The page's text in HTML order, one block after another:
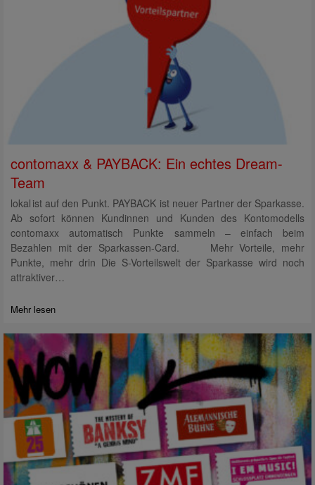
contomaxx & PAYBACK: Ein echtes Dream-
Team
lokal ist auf den Punkt. PAYBACK ist neuer Partner der Sparkasse.
Ab sofort können Kundinnen und Kunden des Kontomodells
contomaxx automatisch Punkte sammeln – einfach beim
Bezahlen mit der Sparkassen-Card. Mehr Vorteile, mehr
Punkte, mehr drin Die S-Vorteilswelt der Sparkasse wird noch
attraktiver…
Mehr lesen